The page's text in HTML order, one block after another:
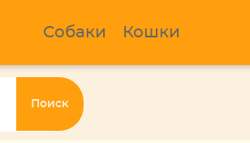
Собаки Кошки
Поиск